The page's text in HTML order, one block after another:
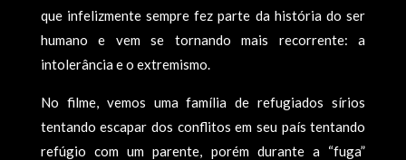
que infelizmente sempre fez parte da história do ser
humano e vem se tornando mais recorrente: a
intolerância e o extremismo.
No filme, vemos uma família de refugiados sírios
tentando escapar dos conflitos em seu país tentando
refúgio com um parente, porém durante a “fuga”